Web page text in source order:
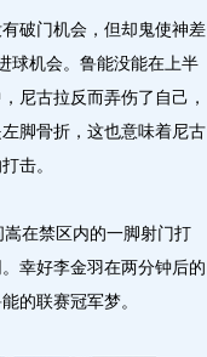
破门机会，但却鬼使神差
球机会。鲁能没能在上半
尼古拉反而弄伤了自己，
脚骨折，这也意味着尼古
击。
在禁区内的一脚射门打
幸好李金羽在两分钟后的
的联赛冠军梦。